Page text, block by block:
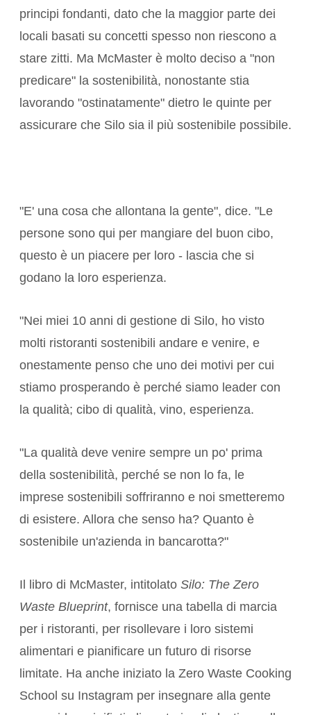
principi fondanti, dato che la maggior parte dei
locali basati su concetti spesso non riescono a
stare zitti. Ma McMaster è molto deciso a "non
predicare" la sostenibilità, nonostante stia
lavorando "ostinatamente" dietro le quinte per
assicurare che Silo sia il più sostenibile possibile.
"E' una cosa che allontana la gente", dice. "Le
persone sono qui per mangiare del buon cibo,
questo è un piacere per loro - lascia che si
godano la loro esperienza.
"Nei miei 10 anni di gestione di Silo, ho visto
molti ristoranti sostenibili andare e venire, e
onestamente penso che uno dei motivi per cui
stiamo prosperando è perché siamo leader con
la qualità; cibo di qualità, vino, esperienza.
"La qualità deve venire sempre un po' prima
della sostenibilità, perché se non lo fa, le
imprese sostenibili soffriranno e noi smetteremo
di esistere. Allora che senso ha? Quanto è
sostenibile un'azienda in bancarotta?"
Il libro di McMaster, intitolato Silo: The Zero
Waste Blueprint, fornisce una tabella di marcia
per i ristoranti, per risollevare i loro sistemi
alimentari e pianificare un futuro di risorse
limitate. Ha anche iniziato la Zero Waste Cooking
School su Instagram per insegnare alla gente